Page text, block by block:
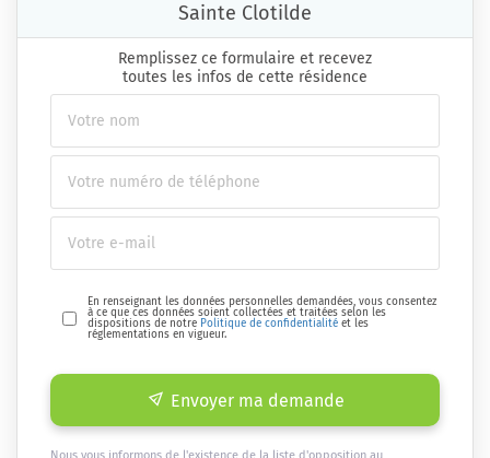
Sainte Clotilde
Remplissez ce formulaire et recevez
toutes les infos de cette résidence
En renseignant les données personnelles demandées, vous consentez
à ce que ces données soient collectées et traitées selon les
dispositions de notre Politique de confidentialité et les
réglementations en vigueur.
Envoyer ma demande